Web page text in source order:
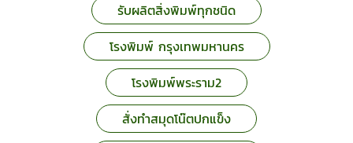
รับผลิตสิ่งพิมพ์ทุกชนิด
โรงพิมพ์ กรุงเทพมหานคร
โรงพิมพ์พระราม2
สั่งทำสมุดโน๊ตปกแข็ง